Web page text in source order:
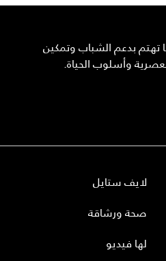
تهتم بدعم الشباب وتمكين
وأسلوب الحياة.
لايف ستايل
صحة ورشاقة
لها فيديو